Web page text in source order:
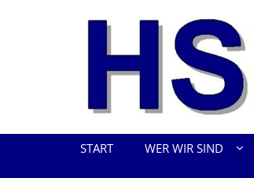
START WER WIR SIND